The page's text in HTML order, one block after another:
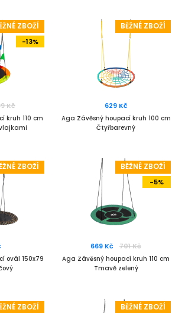
ZBOŽÍ
-13%
Kč
kruh 110 cm
BĚŽNÉ ZBOŽÍ
629 Kč
Aga Závěsný houpací kruh 100 cm
Čtyřbarevný
ZBOŽÍ
ovál 150x79
BĚŽNÉ ZBOŽÍ
-5%
669 Kč 701 Kč
Aga Závěsný houpací kruh 110 cm
Tmavě zelený
ZBOŽÍ
BĚŽNÉ ZBOŽÍ